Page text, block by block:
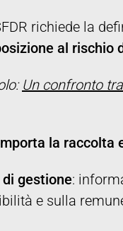
richiede la
al
Un confronto
la raccolta
gestione:
e sulla